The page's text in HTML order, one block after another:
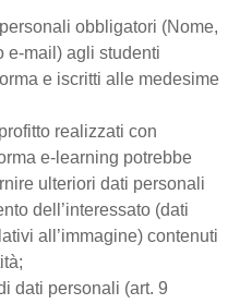
obbligatori (Nome,
e-mail) agli studenti
e iscritti alle medesime
realizzati con
e-learning potrebbe
ulteriori dati personali
dell’interessato (dati
all’immagine) contenuti
dati personali (art. 9